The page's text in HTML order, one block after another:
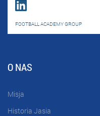
FOOTBALL ACADEMY GROUP
O NAS
Misja
Historia Jasia